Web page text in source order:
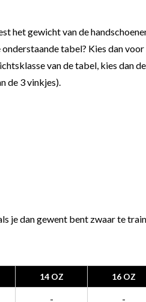
het gewicht van de
tabel? Kies dan
van de tabel, kies dan
de 3 vinkjes).
je dan gewent bent zwaar te
14 OZ 16 OZ
- -